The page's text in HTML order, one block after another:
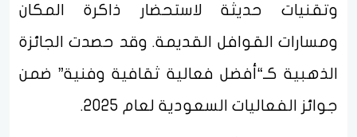
وتقنيات حديثة لاستحضار ذاكرة المكان
ومسارات القوافل القديمة. وقد حصدت الجائزة
الذهبية كـ“أفضل فعالية ثقافية وفنية” ضمن
جوائز الفعاليات السعودية لعام 2025.